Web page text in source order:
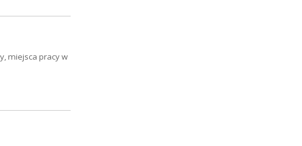
miejsca pracy w